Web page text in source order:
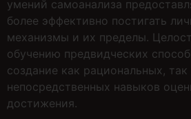
умений самоанализа
более эффективно постигать
механизмы и их пределы.
обучению предвидческих
создание как рациональных, так
непосредственных навыков
достижения.